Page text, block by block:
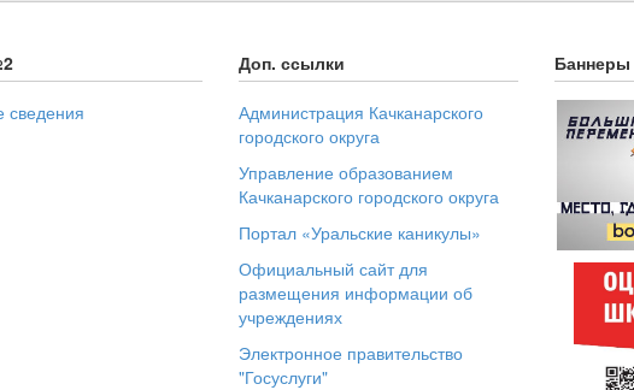
сведения
Доп. ссылки
Администрация Качканарского
городского округа
Управление образованием
Качканарского городского округа
Портал «Уральские каникулы»
Официальный сайт для
размещения информации об
учреждениях
Электронное правительство
"Госуслуги"
Баннеры